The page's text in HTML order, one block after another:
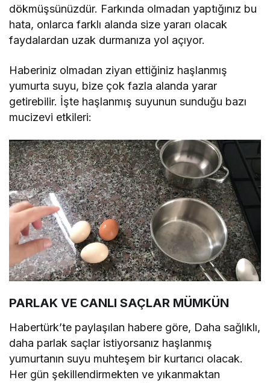
dökmüşsünüzdür. Farkında olmadan yaptığınız bu
hata, onlarca farklı alanda size yararı olacak
faydalardan uzak durmanıza yol açıyor.
Haberiniz olmadan ziyan ettiğiniz haşlanmış
yumurta suyu, bize çok fazla alanda yarar
getirebilir. İşte haşlanmış suyunun sunduğu bazı
mucizevi etkileri:
PARLAK VE CANLI SAÇLAR MÜMKÜN
Habertürk’te paylaşılan habere göre, Daha sağlıklı,
daha parlak saçlar istiyorsanız haşlanmış
yumurtanın suyu muhteşem bir kurtarıcı olacak.
Her gün şekillendirmekten ve yıkanmaktan